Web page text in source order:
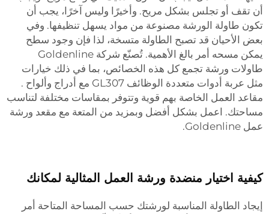
أن تقف أو تجلس بشكل مريح. وأخيرًا وليس آخرًا، يجب أن
تكون طاولة الورشة مصنوعة من مواد يسهل تنظيفها. وفي
بعض الأحيان قد تصبح الطاولة متسخة، لذا فإن وجود سطح
يمكن مسحه أمر بالغ الأهمية. تُصنّع شركة Goldenline
طاولات ورشة تجمع كل هذه الخصائص، بما في ذلك خيارات
مثل عربة أدوات متعددة الوظائف GL307 مع أدراج وألواح
.
مقاعد العمل الخاصة بهم قوية وتتوفر بمقاسات مختلفة لتناسب
مساحتك. اعمل بشكل أفضل وبمزيد من المتعة مع مقعد ورشة
عمل Goldenline.
كيفية اختيار منضدة ورشة العمل المثالية لمكانك
إيجاد الطاولة المناسبة لورشتك حسب المساحة المتاحة أمر